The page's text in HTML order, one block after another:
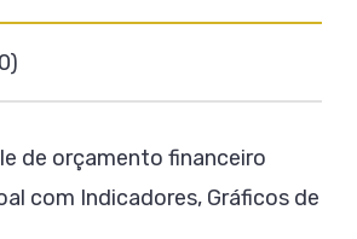
de orçamento financeiro
com Indicadores, Gráficos de